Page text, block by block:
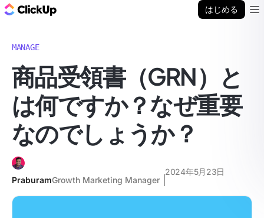
はじめる
MANAGE
商品受領書（GRN）と
は何ですか？なぜ重要
なのでしょうか？
PraburamGrowth Marketing Manager
2024年5月23日